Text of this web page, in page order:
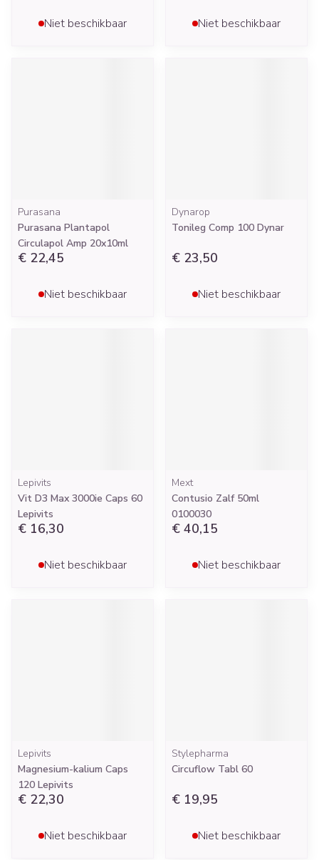
Niet beschikbaar Niet beschikbaar
Purasana
Purasana Plantapol
Circulapol Amp 20x10ml
€ 22,45
Niet beschikbaar
Dynarop
Tonileg Comp 100 Dynar
€ 23,50
Niet beschikbaar
Lepivits
Vit D3 Max 3000ie Caps 60
Lepivits
€ 16,30
Niet beschikbaar
Mext
Contusio Zalf 50ml
0100030
€ 40,15
Niet beschikbaar
Lepivits
Magnesium-kalium Caps
120 Lepivits
€ 22,30
Niet beschikbaar
Stylepharma
Circuflow Tabl 60
€ 19,95
Niet beschikbaar